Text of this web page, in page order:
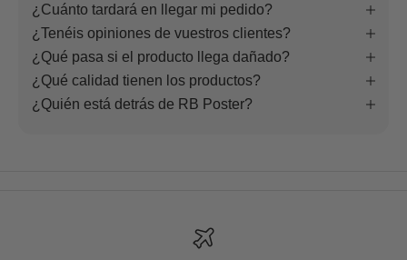
¿Cuánto tardará en llegar mi pedido?
¿Tenéis opiniones de vuestros clientes?
¿Qué pasa si el producto llega dañado?
¿Qué calidad tienen los productos?
¿Quién está detrás de RB Poster?